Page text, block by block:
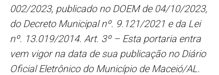
002/2023, publicado no DOEM de 04/10/2023,
do Decreto Municipal nº. 9.121/2021 e da Lei
nº. 13.019/2014. Art. 3º – Esta portaria entra
vem vigor na data de sua publicação no Diário
Oficial Eletrônico do Município de Maceió/AL.